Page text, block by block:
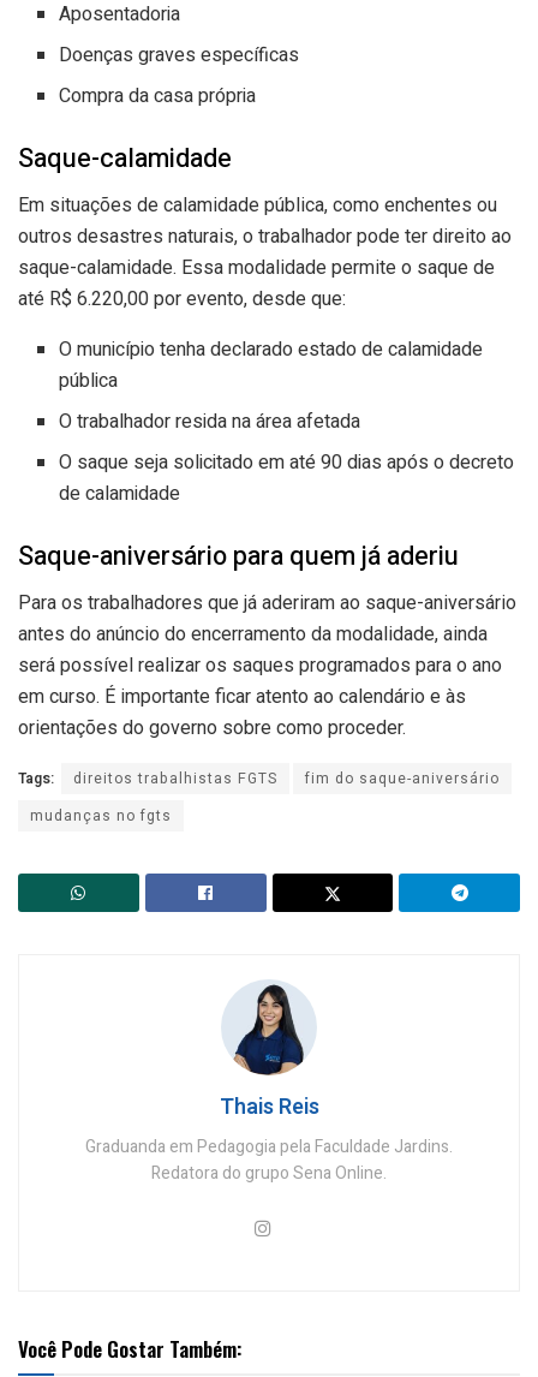
Aposentadoria
Doenças graves específicas
Compra da casa própria
Saque-calamidade
Em situações de calamidade pública, como enchentes ou
outros desastres naturais, o trabalhador pode ter direito ao
saque-calamidade. Essa modalidade permite o saque de
até R$ 6.220,00 por evento, desde que:
O município tenha declarado estado de calamidade
pública
O trabalhador resida na área afetada
O saque seja solicitado em até 90 dias após o decreto
de calamidade
Saque-aniversário para quem já aderiu
Para os trabalhadores que já aderiram ao saque-aniversário
antes do anúncio do encerramento da modalidade, ainda
será possível realizar os saques programados para o ano
em curso. É importante ficar atento ao calendário e às
orientações do governo sobre como proceder.
Tags: direitos trabalhistas FGTS
fim do saque-aniversário
mudanças no fgts
Thais Reis
Graduanda em Pedagogia pela Faculdade Jardins.
Redatora do grupo Sena Online.
Você Pode Gostar Também: